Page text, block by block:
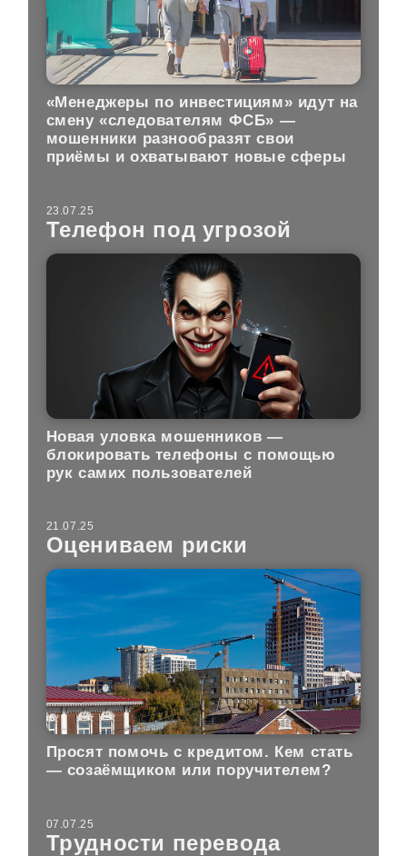
«Менеджеры по инвестициям» идут на
смену «следователям ФСБ» —
мошенники разнообразят свои
приёмы и охватывают новые сферы
23.07.25
Телефон под угрозой
Новая уловка мошенников —
блокировать телефоны с помощью
рук самих пользователей
21.07.25
Оцениваем риски
Просят помочь с кредитом. Кем стать
— созаёмщиком или поручителем?
07.07.25
Трудности перевода